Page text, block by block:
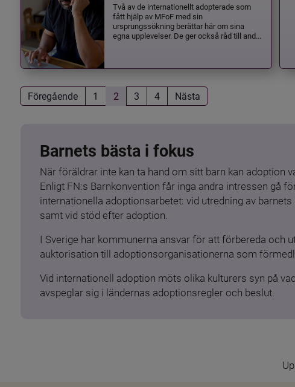
Två av de internationellt adopterade som
fått hjälp av MFoF med sin
ursprungssökning berättar här om sina
egna upplevelser. De ger också råd till and...
Föregående 1 2 3 4 Nästa
Barnets bästa i fokus
När föräldrar inte kan ta hand om sitt barn kan adoption
Enligt FN:s Barnkonvention får inga andra intressen gå
internationella adoptionsarbetet: vid utredning av
samt vid stöd efter adoption.
I Sverige har kommunerna ansvar för att förbereda och
auktorisation till adoptionsorganisationerna som
Vid internationell adoption möts olika kulturers syn på
avspeglar sig i ländernas adoptionsregler och beslut.